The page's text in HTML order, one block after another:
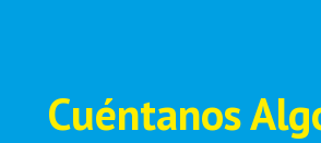
Cuéntanos